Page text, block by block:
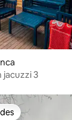
jacuzzi 3